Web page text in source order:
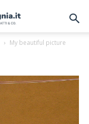
My beautiful picture